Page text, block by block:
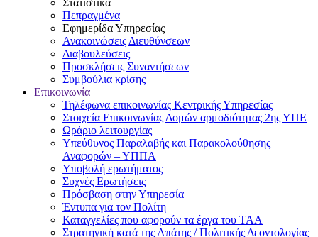
Στατιστικά
Πεπραγμένα
Εφημερίδα Υπηρεσίας
Ανακοινώσεις Διευθύνσεων
Διαβουλεύσεις
Προσκλήσεις Συναντήσεων
Συμβούλια κρίσης
Επικοινωνία
Τηλέφωνα επικοινωνίας Κεντρικής Υπηρεσίας
Στοιχεία Επικοινωνίας Δομών αρμοδιότητας 2ης ΥΠΕ
Ωράριο λειτουργίας
Υπεύθυνος Παραλαβής και Παρακολούθησης
Αναφορών – ΥΠΠΑ
Υποβολή ερωτήματος
Συχνές Ερωτήσεις
Πρόσβαση στην Υπηρεσία
Έντυπα για τον Πολίτη
Καταγγελίες που αφορούν τα έργα του ΤΑΑ
Στρατηγική κατά της Απάτης / Πολιτικής Δεοντολογίας